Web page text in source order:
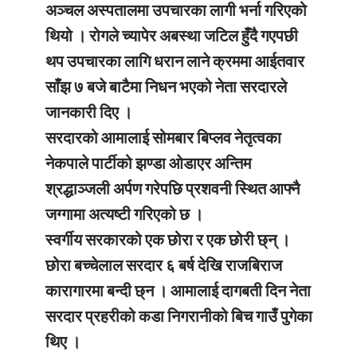
अञ्चल अस्पतालमा उपचारका लागी भर्ना गरिएको
थियो । रोगले च्यापेर अबस्था जटिल हुँदै गएपछी
थप उपचारका लागि धरान लाने क्रममा आईतवार
साँझ ७ बजे बाटैमा निधन भएको नेता सरदारले
जानकारी दिए ।
सरदारको आमालाई सोमबार बिप्लव नेतृत्वका
नेकपाले पार्टीको झण्डा ओडाएर अन्तिम
श्रद्धाञ्जली अर्पण गरेपछि प्रशवनी स्थित आफ्नै
जग्गामा अत्यष्टी गरिएको छ ।
स्वर्गीय सरकारको एक छोरा र एक छोरी छ्न् ।
छोरा बच्चेलाल सरदार ६ बर्ष देखि राजबिराज
कारागारमा बन्दी छ्न । आमालाई दागबती दिन नेता
सरदार प्रहरीको कडा निगरानीको बिच गाउँ पुगेका
थिए ।